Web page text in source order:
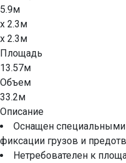
5.9м
x 2.3м
x 2.3м
Площадь
13.57м
Объем
33.2м
Описание
Оснащен
фиксации грузов и
Нетребователен к